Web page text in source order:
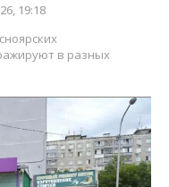
19:18
в разных